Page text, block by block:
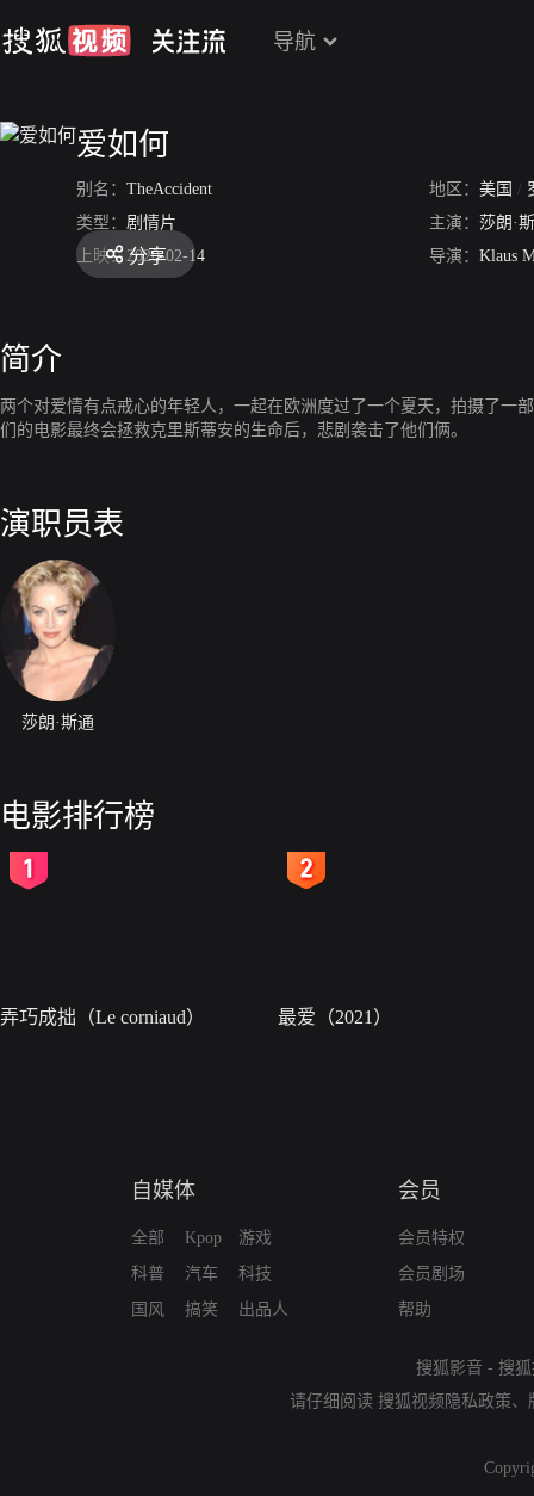
导航
爱如何
别名： TheAccident 地区： 美国 /
类型： 剧情片 主演： 莎朗·
上映： 2020-02-14 导演： Klaus
分享
简介
两个对爱情有点戒心的年轻人，一起在欧洲度过了一个夏天，拍摄了一
们的电影最终会拯救克里斯蒂安的生命后，悲剧袭击了他们俩。
演职员表
莎朗·斯通
电影排行榜
弄巧成拙（Le corniaud） 最爱（2021）
自媒体
全部
科普
国风
Kpop
汽车
搞笑
游戏
科技
出品人
会员
会员特权
会员剧场
帮助
搜狐影音 - 搜
请仔细阅读 搜狐视频隐私政策、